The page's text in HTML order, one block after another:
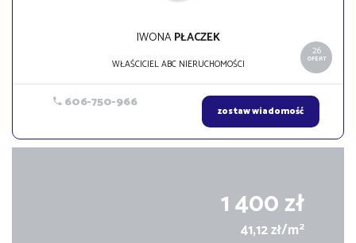
26
OFERT
IWONAPŁACZEK
WŁAŚCICIEL ABC NIERUCHOMOŚCI
606-750-966 zostaw wiadomość
1 400 zł
41,12 zł/m2